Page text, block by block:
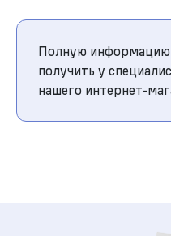
Полную
получить у
нашего интернет-